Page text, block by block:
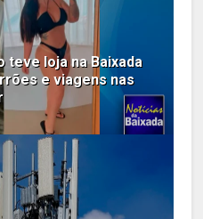
teve loja na Baixada
e viagens nas